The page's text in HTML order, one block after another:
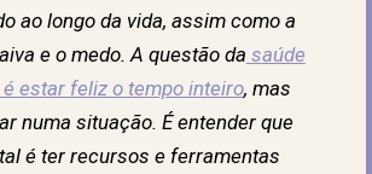
ao longo da vida, assim como a
e o medo. A questão da saúde
estar feliz o tempo inteiro, mas
numa situação. É entender que
é ter recursos e ferramentas